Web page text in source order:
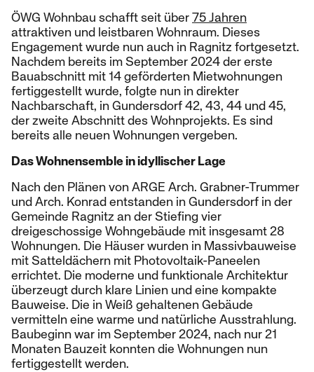
ÖWG Wohnbau schafft seit über75 Jahren
attraktiven und leistbaren Wohnraum. Dieses
Engagement wurde nun auch in Ragnitz fortgesetzt.
Nachdem bereits im September 2024 der erste
Bauabschnitt mit 14 geförderten Mietwohnungen
fertiggestellt wurde, folgte nun in direkter
Nachbarschaft, in Gundersdorf 42, 43, 44 und 45,
der zweite Abschnitt des Wohnprojekts. Es sind
bereits alle neuen Wohnungen vergeben.
Das Wohnensemble in idyllischer Lage
Nach den Plänen von ARGE Arch. Grabner-Trummer
und Arch. Konrad entstanden in Gundersdorf in der
Gemeinde Ragnitz an der Stiefing vier
dreigeschossige Wohngebäude mit insgesamt 28
Wohnungen. Die Häuser wurden in Massivbauweise
mit Satteldächern mit Photovoltaik-Paneelen
errichtet. Die moderne und funktionale Architektur
überzeugt durch klare Linien und eine kompakte
Bauweise. Die in Weiß gehaltenen Gebäude
vermitteln eine warme und natürliche Ausstrahlung.
Baubeginn war im September 2024, nach nur 21
Monaten Bauzeit konnten die Wohnungen nun
fertiggestellt werden.